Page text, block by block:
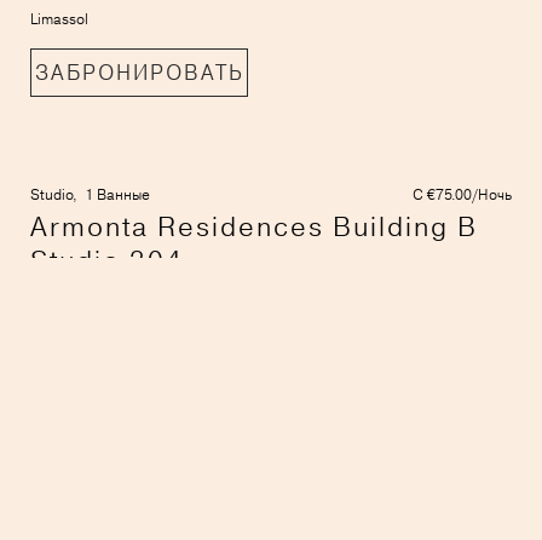
Limassol
ЗАБРОНИРОВАТЬ
Studio, 1 Ванные С €75.00/Ночь
Armonta Residences Building B
Studio 304